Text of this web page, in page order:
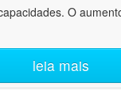
O
leia mais